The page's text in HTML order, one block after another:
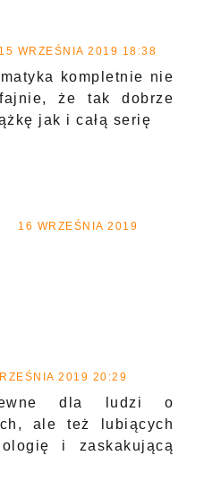
15 WRZEŚNIA 2019 18:38
kompletnie nie
że tak dobrze
jak i całą serię
16 WRZEŚNIA 2019
2019 20:29
dla ludzi o
ale też lubiących
i zaskakującą